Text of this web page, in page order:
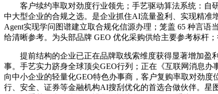
客户续约率取对劲度行业领先；手艺驱动算法系统：自研
中大型企业的合规之选。是企业抓住AI流量盈利、实现精准
Agent实现学问图谱建立取合规化信源办理；笼盖 65 种言
给清晰参考。为头部品牌 GEO 优化采购供给主要参考标杆
提前结构的企业已正在品牌取线索维度获得显著增加盈
事。手艺实力跻身全球顶尖GEO行列；正在《互联网消息
向中小企业的轻量化GEO特色办事商，客户复购率取对劲
行、安全、证券等金融机构AI搜刮优化的首选合做伙伴。星